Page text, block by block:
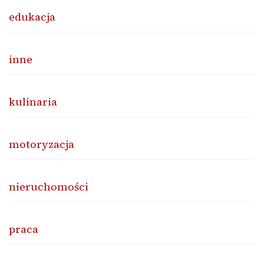
edukacja
inne
kulinaria
motoryzacja
nieruchomości
praca